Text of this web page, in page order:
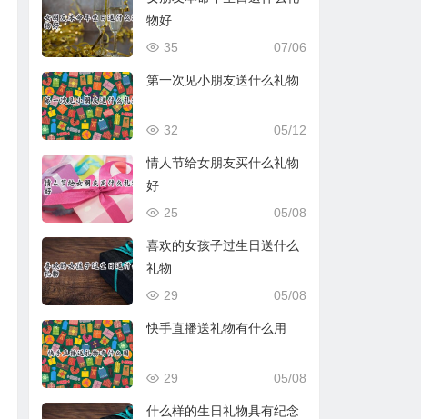
物好
07/06
35
第一次见小朋友送什么礼物
05/12
32
情人节给女朋友买什么礼物
好
05/08
25
喜欢的女孩子过生日送什么
礼物
05/08
29
快手直播送礼物有什么用
05/08
29
什么样的生日礼物具有纪念